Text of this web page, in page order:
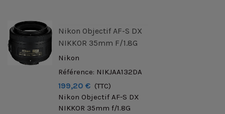
Nikon Objectif AF-S DX
NIKKOR 35mm F/1.8G
Nikon
Référence: NIKJAA132DA
199,20 € (TTC)
Nikon Objectif AF-S DX
NIKKOR 35mm f/1.8G